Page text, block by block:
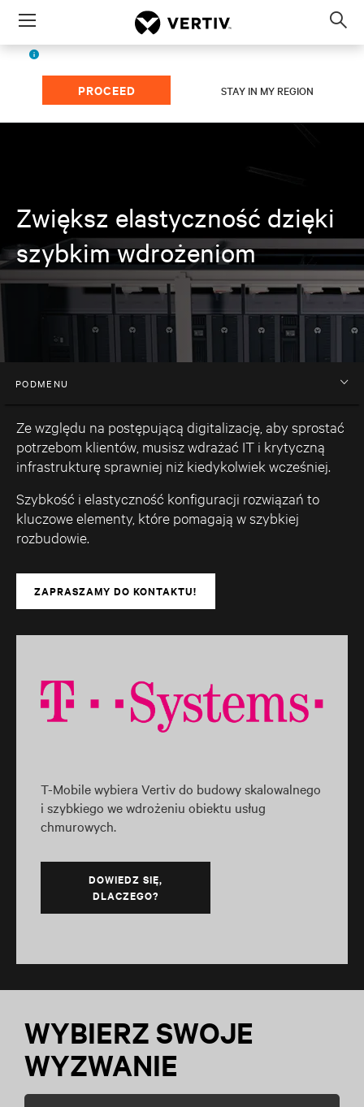
Menu
PROCEED STAY IN MY REGION
Zwiększ elastyczność dzięki
szybkim wdrożeniom
PODMENU
Ze względu na postępującą digitalizację, aby sprostać
potrzebom klientów, musisz wdrażać IT i krytyczną
infrastrukturę sprawniej niż kiedykolwiek wcześniej.
Szybkość i elastyczność konfiguracji rozwiązań to
kluczowe elementy, które pomagają w szybkiej
rozbudowie.
ZAPRASZAMY DO KONTAKTU!
T-Mobile wybiera Vertiv do budowy skalowalnego
i szybkiego we wdrożeniu obiektu usług
chmurowych.
DOWIEDZ SIĘ,
DLACZEGO?
WYBIERZ SWOJE
WYZWANIE